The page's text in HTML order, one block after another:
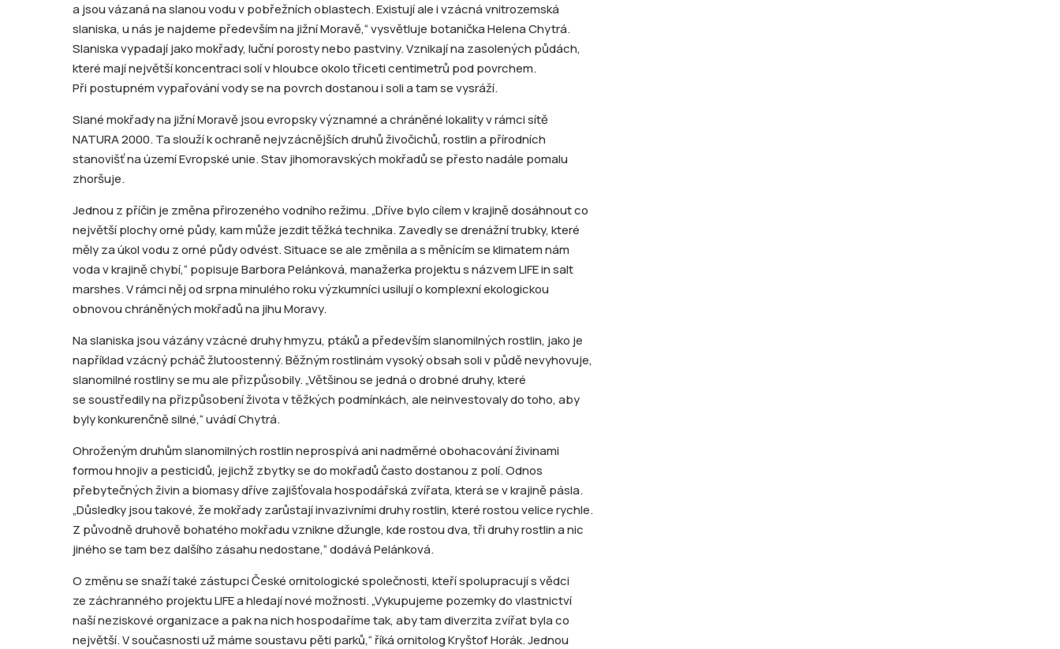
a jsou vázaná na slanou vodu v pobřežních oblastech. Existují ale i vzácná vnitrozemská
slaniska, u nás je najdeme především na jižní Moravě,“ vysvětluje botanička Helena Chytrá.
Slaniska vypadají jako mokřady, luční porosty nebo pastviny. Vznikají na zasolených půdách,
které mají největší koncentraci solí v hloubce okolo třiceti centimetrů pod povrchem.
Při postupném vypařování vody se na povrch dostanou i soli a tam se vysráží.
Slané mokřady na jižní Moravě jsou evropsky významné a chráněné lokality v rámci sítě
NATURA 2000. Ta slouží k ochraně nejvzácnějších druhů živočichů, rostlin a přírodních
stanovišť na území Evropské unie. Stav jihomoravských mokřadů se přesto nadále pomalu
zhoršuje.
Jednou z příčin je změna přirozeného vodního režimu.„Dříve bylo cílem v krajině dosáhnout co
největší plochy orné půdy, kam může jezdit těžká technika. Zavedly se drenážní trubky, které
měly za úkol vodu z orné půdy odvést. Situace se ale změnila a s měnícím se klimatem nám
voda v krajině chybí,“ popisuje Barbora Pelánková, manažerka projektu s názvem LIFE in salt
marshes. V rámci něj od srpna minulého roku výzkumníci usilují o komplexní ekologickou
obnovou chráněných mokřadů na jihu Moravy.
Na slaniska jsou vázány vzácné druhy hmyzu, ptáků a především slanomilných rostlin, jako je
například vzácný pcháč žlutoostenný. Běžným rostlinám vysoký obsah soli v půdě nevyhovuje,
slanomilné rostliny se mu ale přizpůsobily. „Většinou se jedná o drobné druhy, které
se soustředily na přizpůsobení života v těžkých podmínkách, ale neinvestovaly do toho, aby
byly konkurenčně silné,“ uvádí Chytrá.
Ohroženým druhům slanomilných rostlin neprospívá ani nadměrné obohacování živinami
formou hnojiv a pesticidů, jejichž zbytky se do mokřadů často dostanou z polí. Odnos
přebytečných živin a biomasy dříve zajišťovala hospodářská zvířata, která se v krajině pásla.
„Důsledky jsou takové, že mokřady zarůstají invazivními druhy rostlin, které rostou velice rychle.
Z původně druhově bohatého mokřadu vznikne džungle, kde rostou dva, tři druhy rostlin a nic
jiného se tam bez dalšího zásahu nedostane,“ dodává Pelánková.
O změnu se snaží také zástupci České ornitologické společnosti, kteří spolupracují s vědci
ze záchranného projektu LIFE a hledají nové možnosti. „Vykupujeme pozemky do vlastnictví
naší neziskové organizace a pak na nich hospodaříme tak, aby tam diverzita zvířat byla co
největší. V současnosti už máme soustavu pěti parků,“ říká ornitolog Kryštof Horák. Jednou